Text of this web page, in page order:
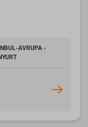
AVRUPA -